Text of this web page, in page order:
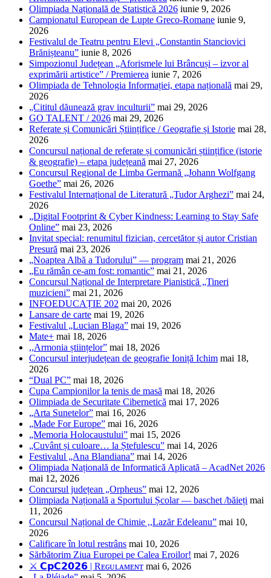
Olimpiada Națională de Statistică 2026 iunie 9, 2026
Campionatul European de Lupte Greco-Romane iunie 9,
2026
Festivalul de Teatru pentru Elevi „Constantin Stanciovici
Brănișteanu” iunie 8, 2026
Simpozionul Județean „Aforismele lui Brâncuși – izvor al
exprimării artistice” / Premierea iunie 7, 2026
Olimpiada de Tehnologia Informației, etapa națională mai 29,
2026
„Cititul dăunează grav inculturii” mai 29, 2026
GO TALENT / 2026 mai 29, 2026
Referate și Comunicări Științifice / Geografie și Istorie mai 28,
2026
Concursul național de referate și comunicări științifice (istorie
& geografie) – etapa județeană mai 27, 2026
Concursul Regional de Limba Germană „Johann Wolfgang
Goethe” mai 26, 2026
Festivalul Internațional de Literatură „Tudor Arghezi” mai 24,
2026
„Digital Footprint & Cyber Kindness: Learning to Stay Safe
Online” mai 23, 2026
Invitat special: renumitul fizician, cercetător și autor Cristian
Presură mai 23, 2026
„Noaptea Albă a Tudorului” — program mai 21, 2026
„Eu rămân ce-am fost: romantic” mai 21, 2026
Concursul Național de Interpretare Pianistică „Tineri
muzicieni” mai 21, 2026
INFOEDUCAȚIE 202 mai 20, 2026
Lansare de carte mai 19, 2026
Festivalul „Lucian Blaga” mai 19, 2026
Mate+ mai 18, 2026
,,Armonia științelor” mai 18, 2026
Concursul interjudețean de geografie Ioniță Ichim mai 18,
2026
“Dual PC” mai 18, 2026
Cupa Campionilor la tenis de masă mai 18, 2026
Olimpiada de Securitate Cibernetică mai 17, 2026
„Arta Sunetelor” mai 16, 2026
„Made For Europe” mai 16, 2026
„Memoria Holocaustului” mai 15, 2026
„Cuvânt și culoare… la Ștefulescu” mai 14, 2026
Festivalul „Ana Blandiana” mai 14, 2026
Olimpiada Națională de Informatică Aplicată – AcadNet 2026
mai 12, 2026
Concursul județean „Orpheus” mai 12, 2026
Olimpiada Națională a Sportului Școlar — baschet /băieți mai
11, 2026
Concursul Național de Chimie ,,Lazăr Edeleanu” mai 10,
2026
Calificare în lotul restrâns mai 10, 2026
Sărbătorim Ziua Europei pe Calea Eroilor! mai 7, 2026
⚔️ 𝗖𝗽𝗖𝟮𝟬𝟮𝟲 | Rᴇɢᴜʟᴀᴍᴇɴᴛ mai 6, 2026